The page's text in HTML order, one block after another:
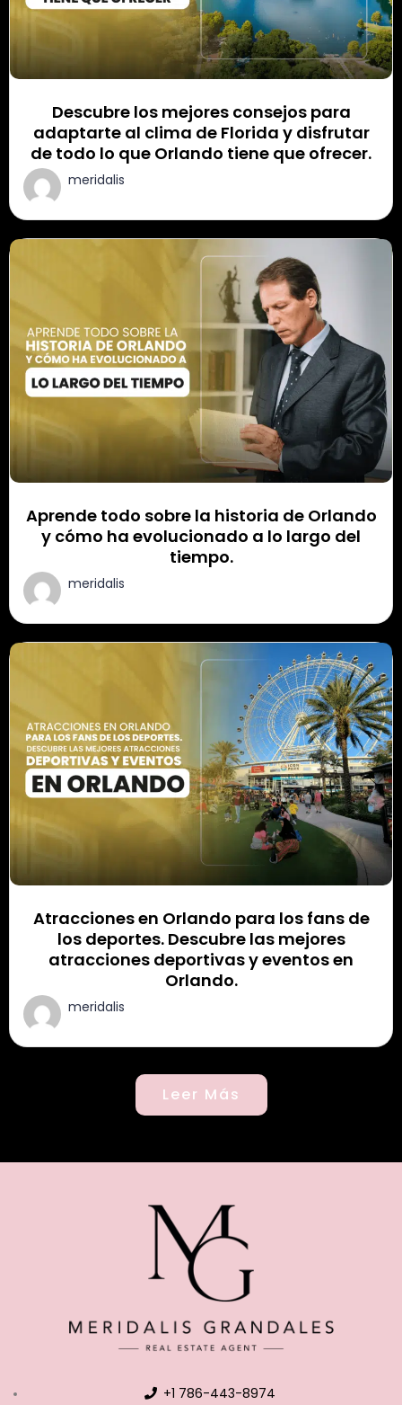
Descubre los mejores consejos para
adaptarte al clima de Florida y disfrutar
de todo lo que Orlando tiene que ofrecer.
meridalis
Aprende todo sobre la historia de Orlando
y cómo ha evolucionado a lo largo del
tiempo.
meridalis
Atracciones en Orlando para los fans de
los deportes. Descubre las mejores
atracciones deportivas y eventos en
Orlando.
meridalis
Leer Más
+1 786-443-8974